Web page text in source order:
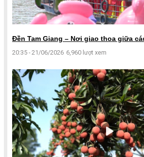
Đền Tam Giang – Nơi giao thoa giữa
20:35 - 21/06/2026 6,960 lượt xem